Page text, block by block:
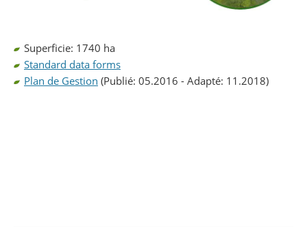
Superficie: 1740 ha
Standard data forms
Plan de Gestion (Publié: 05.2016 - Adapté: 11.2018)